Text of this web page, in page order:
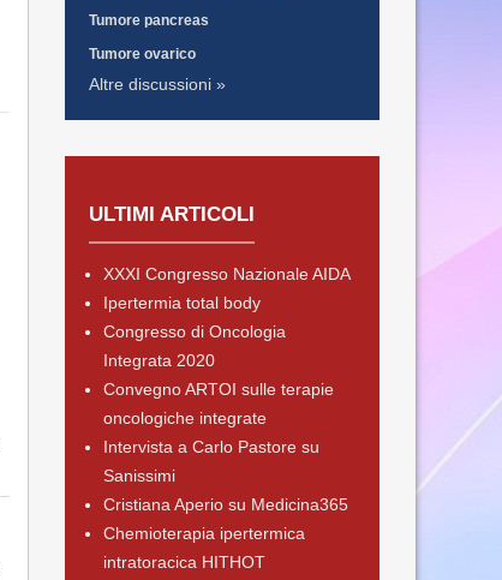
Tumore pancreas
Tumore ovarico
Altre discussioni »
ULTIMI ARTICOLI
XXXI Congresso Nazionale AIDA
Ipertermia total body
Congresso di Oncologia
Integrata 2020
Convegno ARTOI sulle terapie
oncologiche integrate
Intervista a Carlo Pastore su
Sanissimi
Cristiana Aperio su Medicina365
Chemioterapia ipertermica
intratoracica HITHOT